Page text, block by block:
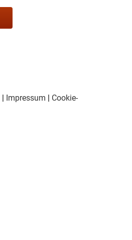
Impressum
Cookie-